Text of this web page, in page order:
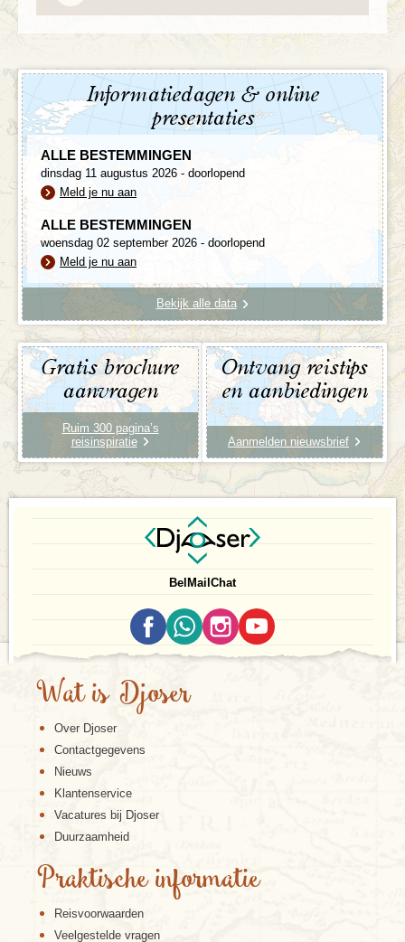
Informatiedagen & online
presentaties
ALLE BESTEMMINGEN
dinsdag 11 augustus 2026 - doorlopend
Meld je nu aan
ALLE BESTEMMINGEN
woensdag 02 september 2026 - doorlopend
Meld je nu aan
Bekijk alle data
Gratis brochure
aanvragen
Ruim 300 pagina’s
reisinspiratie
Ontvang reistips
en aanbiedingen
Aanmelden nieuwsbrief
Bel Mail Chat
Wat is Djoser
Over Djoser
Contactgegevens
Nieuws
Klantenservice
Vacatures bij Djoser
Duurzaamheid
Praktische informatie
Reisvoorwaarden
Veelgestelde vragen